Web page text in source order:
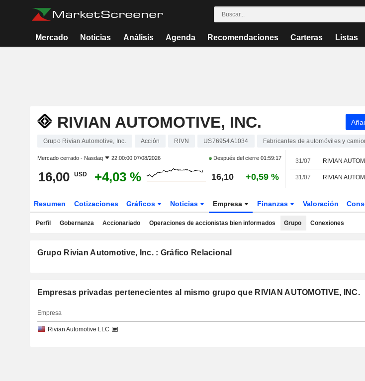
Mercado Noticias Análisis Agenda Recomendaciones Carteras Listas
RIVIAN AUTOMOTIVE, INC.
Grupo Rivian Automotive, Inc. Acción RIVN US76954A1034 Fabricantes de automóviles y
Mercado cerrado - Nasdaq 22:00:00 07/08/2026 Después del cierre01:59:17
16,00 USD +4,03 % 16,10 +0,59 %
31/07
31/07
Resumen Cotizaciones Gráficos Noticias Empresa Finanzas Valoración
Perfil Gobernanza Accionariado Operaciones de accionistas bien informados Grupo Conexiones
Grupo Rivian Automotive, Inc. : Gráfico Relacional
Empresas privadas pertenecientes al mismo grupo que RIVIAN AUTOMOTIVE, INC.
Empresa
Rivian Automotive LLC